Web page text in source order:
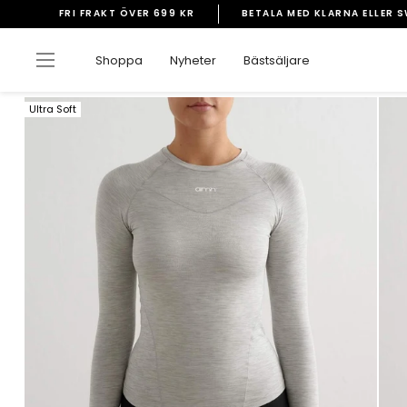
vidare
innehåll
Pausa
bildspelet
FRI FRAKT ÖVER 699 KR BETALA MED KLARNA ELLER
Sidnavigering
Shoppa Nyheter Bästsäljare
Ultra Soft